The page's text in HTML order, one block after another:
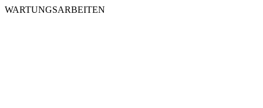
WARTUNGSARBEITEN